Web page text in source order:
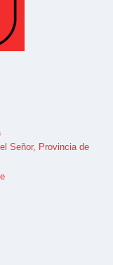
Señor, Provincia de